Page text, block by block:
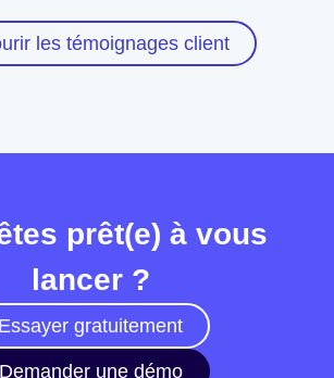
les témoignages client
prêt(e) à vous
lancer ?
Essayer gratuitement
Demander une démo